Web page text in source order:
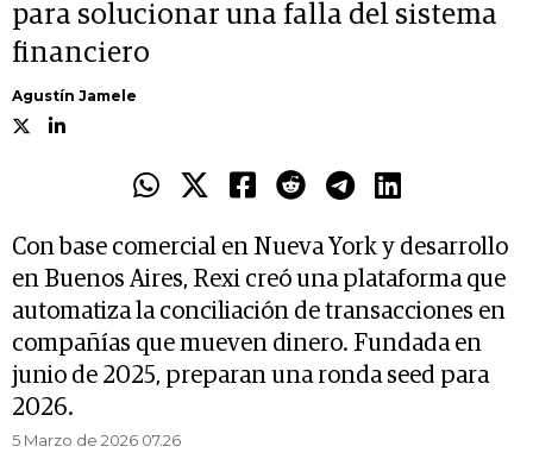
para solucionar una falla del sistema
financiero
Agustín Jamele
Con base comercial en Nueva York y desarrollo
en Buenos Aires, Rexi creó una plataforma que
automatiza la conciliación de transacciones en
compañías que mueven dinero. Fundada en
junio de 2025, preparan una ronda seed para
2026.
5 Marzo de 2026 07.26